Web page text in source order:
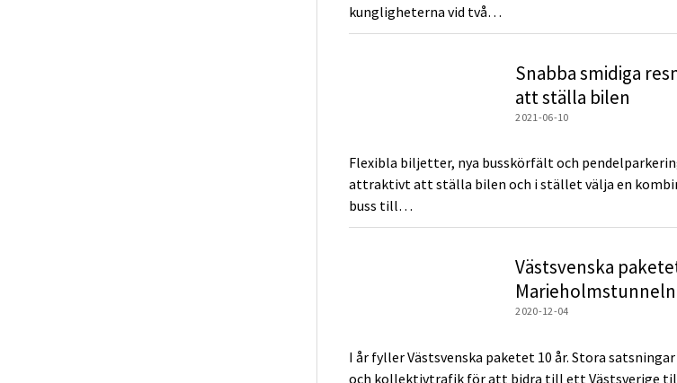
kungligheterna vid två…
Snabba smidiga
att ställa bilen
2021-06-10
Flexibla biljetter, nya busskörfält och
attraktivt att ställa bilen och i stället välja en
buss till…
Västsvenska
Marieholmstunneln
2020-12-04
I år fyller Västsvenska paketet 10 år. Stora
och kollektivtrafik för att bidra till ett Västsverige